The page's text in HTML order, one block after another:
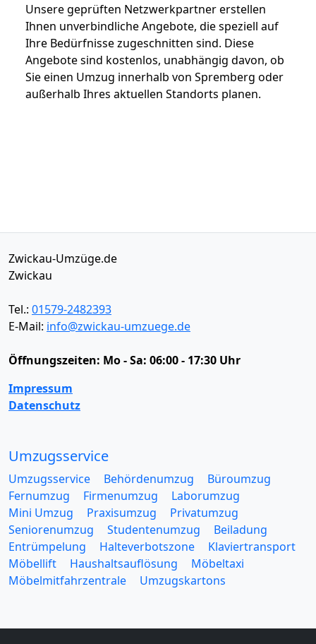
Unsere geprüften Netzwerkpartner erstellen
Ihnen unverbindliche Angebote, die speziell auf
Ihre Bedürfnisse zugeschnitten sind. Diese
Angebote sind kostenlos, unabhängig davon, ob
Sie einen Umzug innerhalb von Spremberg oder
außerhalb Ihres aktuellen Standorts planen.
Zwickau-Umzüge.de
Zwickau
Tel.: 01579-2482393
E-Mail: info@zwickau-umzuege.de
Öffnungszeiten: Mo - Sa: 06:00 - 17:30 Uhr
Impressum
Datenschutz
Umzugsservice
Umzugsservice Behördenumzug
Büroumzug
Fernumzug
Firmenumzug
Laborumzug
Mini Umzug
Praxisumzug
Privatumzug
Seniorenumzug
Studentenumzug
Beiladung
Entrümpelung
Halteverbotszone
Klaviertransport
Möbellift
Haushaltsauflösung
Möbeltaxi
Möbelmitfahrzentrale
Umzugskartons